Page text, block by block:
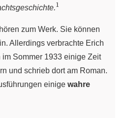
{^1}
1
zum Werk. Sie können
Allerdings verbrachte Erich
im Sommer 1933 einige Zeit
und schrieb dort am Roman.
einige wahre